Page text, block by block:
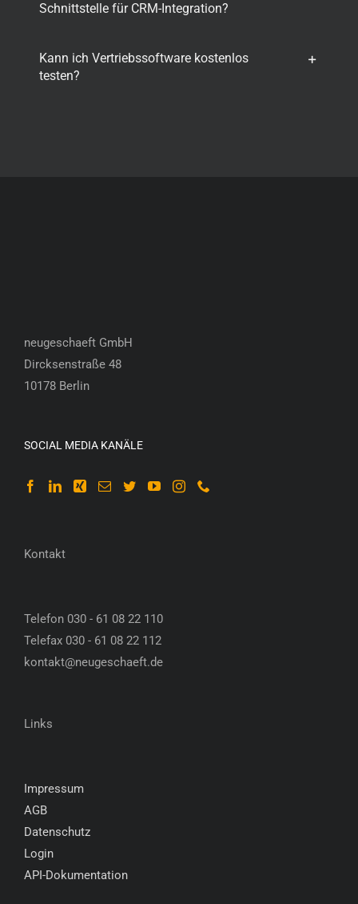
Schnittstelle für CRM-Integration?
Kann ich Vertriebssoftware kostenlos
testen?
neugeschaeft GmbH
Dircksenstraße 48
10178 Berlin
SOCIAL MEDIA KANÄLE
Kontakt
Telefon 030 - 61 08 22 110
Telefax 030 - 61 08 22 112
kontakt@neugeschaeft.de
Links
Impressum
AGB
Datenschutz
Login
API-Dokumentation